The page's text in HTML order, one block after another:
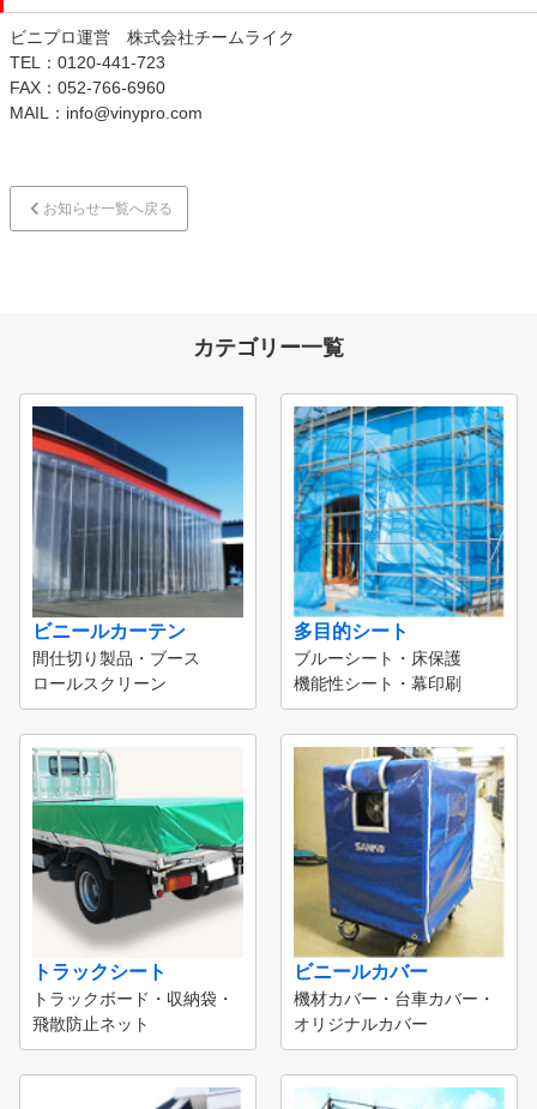
ビニプロ運営 株式会社チームライク
TEL：0120-441-723
FAX：052-766-6960
MAIL：info@vinypro.com
お知らせ一覧へ戻る
カテゴリー一覧
ビニールカーテン
間仕切り製品・ブース
ロールスクリーン
多目的シート
ブルーシート・床保護
機能性シート・幕印刷
トラックシート
トラックボード・収納袋・
飛散防止ネット
ビニールカバー
機材カバー・台車カバー・
オリジナルカバー